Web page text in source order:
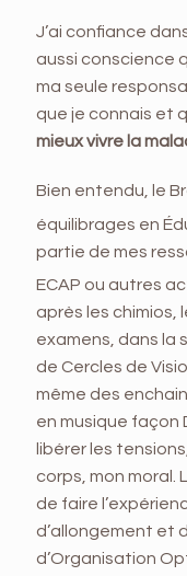
J’ai confiance
aussi conscience
ma seule
que je connais et
mieux vivre la
Bien entendu, le
équilibrages en
partie de mes
ECAP ou autres
après les chimios,
examens, dans la
de Cercles de
même des
en musique façon
libérer les
corps, mon moral.
de faire
d’allongement et
d’Organisation